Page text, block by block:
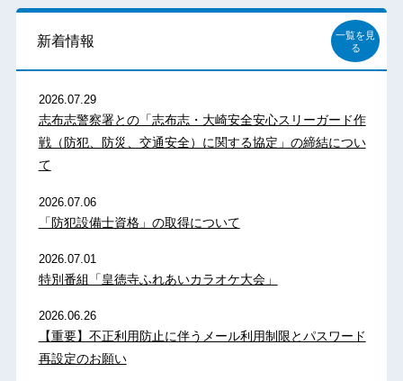
新着情報
一覧を見
る
2026.07.29
志布志警察署との「志布志・大崎安全安心スリーガード作
戦（防犯、防災、交通安全）に関する協定」の締結につい
て
2026.07.06
「防犯設備士資格」の取得について
2026.07.01
特別番組「皇徳寺ふれあいカラオケ大会」
2026.06.26
【重要】不正利用防止に伴うメール利用制限とパスワード
再設定のお願い